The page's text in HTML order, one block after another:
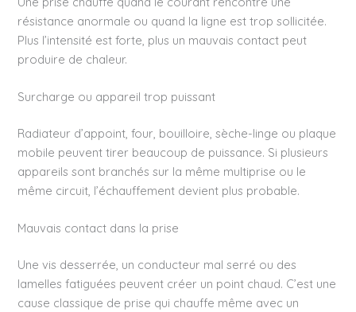
résistance anormale ou quand la ligne est trop sollicitée.
Plus l’intensité est forte, plus un mauvais contact peut
produire de chaleur.
Surcharge ou appareil trop puissant
Radiateur d’appoint, four, bouilloire, sèche-linge ou plaque
mobile peuvent tirer beaucoup de puissance. Si plusieurs
appareils sont branchés sur la même multiprise ou le
même circuit, l’échauffement devient plus probable.
Mauvais contact dans la prise
Une vis desserrée, un conducteur mal serré ou des
lamelles fatiguées peuvent créer un point chaud. C’est une
cause classique de prise qui chauffe même avec un